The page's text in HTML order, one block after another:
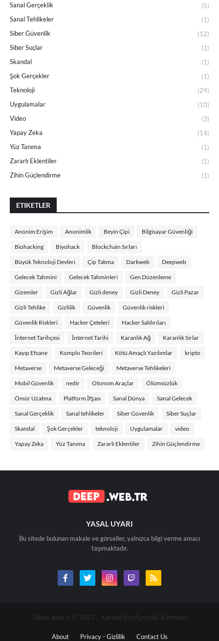
Sanal Gerçeklik
(5)
Sanal Tehlikeler
(1)
Siber Güvenlik
(12)
Siber Suçlar
(1)
Skandal
(1)
Şok Gerçekler
(1)
Teknoloji
(29)
Uygulamalar
(10)
Video
(3)
Yapay Zeka
(14)
Yüz Tanıma
(1)
Zararlı Eklentiler
(1)
Zihin Güçlendirme
(1)
ETIKETLER
Anonim Erişim Anonimlik Beyin Çipi Bilgisayar Güvenliği
Biohacking Biyohack Blockchain Sırları
Büyük Teknoloji Devleri Çip Takma Darkweb Deepweb
Gelecek Tahmini Gelecek Tahminleri Gen Düzenleme
Gizemler Gizli Ağlar Gizli deney Gizli Deney Gizli Pazar
Gizli Tehlike Gizlilik Güvenlik Güvenlik riskleri
Güvenlik Riskleri Hacker Çeteleri Hacker Saldırıları
İnternet Tarihçesi İnternet Tarihi Karanlık Ağ Karanlık Sırlar
Kayıp Efsane Komplo Teorileri Kötü Amaçlı Yazılımlar kripto
Metaverse Metaverse Geleceği Metaverse Tehlikeleri
Mobil Güvenlik nedir Otonom Araçlar Ölümsüzlük
Ömür Uzatma Platform İfşası Sanal Dünya Sanal Gelecek
Sanal Gerçeklik Sanal tehlikeler Siber Güvenlik Siber Suçlar
Skandal Şok Gerçekler teknoloji Uygulamalar video
Yapay Zeka Yüz Tanıma Zararlı Eklentiler Zihin Güçlendirme
YASAL UYARI
Bu sitede bulunan makale ve görseller, yalnızca bilgi verme amacı
taşımaktadır.
Deep.web.tr © 2021 - Karanlığın Aydınlık Katmanı
About Privacy - Gizlilik Contact Us